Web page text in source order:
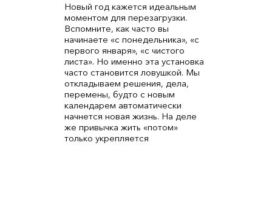
Новый год кажется идеальным
моментом для перезагрузки.
Вспомните, как часто вы
начинаете «с понедельника», «с
первого января», «с чистого
листа». Но именно эта установка
часто становится ловушкой. Мы
откладываем решения, дела,
перемены, будто с новым
календарем автоматически
начнется новая жизнь. На деле
же привычка жить «потом»
только укрепляется